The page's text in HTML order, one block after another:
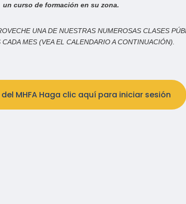
un curso de formación en su zona.
UNA DE NUESTRAS NUMEROSAS CLASES
MES (VEA EL CALENDARIO A CONTINUACIÓN).
MHFA Haga clic aquí para iniciar sesión